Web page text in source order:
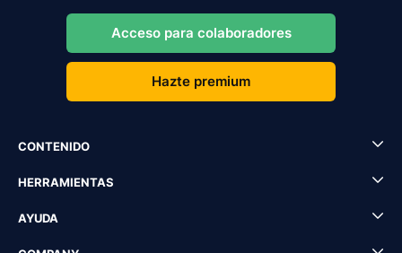
Acceso para colaboradores
Hazte premium
CONTENIDO
HERRAMIENTAS
AYUDA